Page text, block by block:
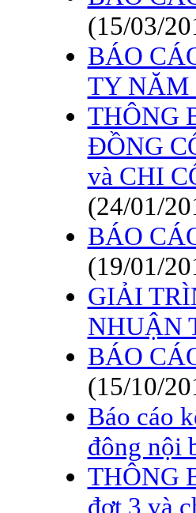
(15/03/
BÁO
TY NĂM
THÔNG
ĐỒNG
và CHI
(24/01/
BÁO
(19/01/
GIẢI
NHUẬN
BÁO
(15/10/
Báo cáo
đông nội
THÔNG
đợt 3 và